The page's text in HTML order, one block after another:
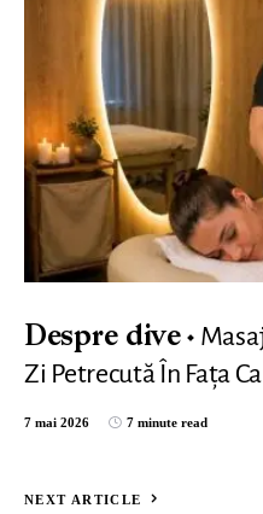
Despre dive
Zi Petrecută În Fața
7 mai 2026 7 minute read
NEXT ARTICLE